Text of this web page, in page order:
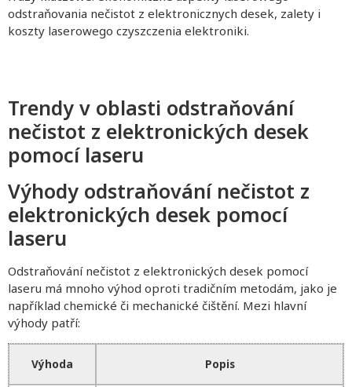
odstraňovania nečistot z elektronicznych desek, zalety i
koszty laserowego czyszczenia elektroniki.
Trendy v oblasti odstraňování
nečistot z elektronických desek
pomocí laseru
Výhody odstraňování nečistot z
elektronických desek pomocí
laseru
Odstraňování nečistot z elektronických desek pomocí
laseru má mnoho výhod oproti tradičním metodám, jako je
například chemické či mechanické čištění. Mezi hlavní
výhody patří:
Výhoda Popis